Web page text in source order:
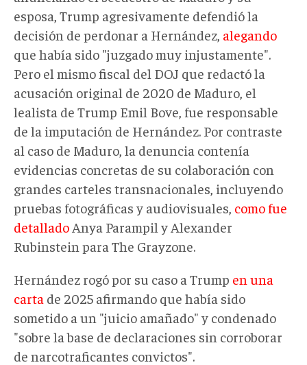
esposa, Trump agresivamente defendió la
decisión de perdonar a Hernández, alegando
que había sido "juzgado muy injustamente".
Pero el mismo fiscal del DOJ que redactó la
acusación original de 2020 de Maduro, el
lealista de Trump Emil Bove, fue responsable
de la imputación de Hernández. Por contraste
al caso de Maduro, la denuncia contenía
evidencias concretas de su colaboración con
grandes carteles transnacionales, incluyendo
pruebas fotográficas y audiovisuales, como fue
detallado Anya Parampil y Alexander
Rubinstein para The Grayzone.
Hernández rogó por su caso a Trump en una
carta de 2025 afirmando que había sido
sometido a un "juicio amañado" y condenado
"sobre la base de declaraciones sin corroborar
de narcotraficantes convictos".